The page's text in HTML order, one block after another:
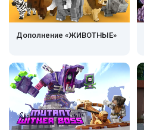
Дополнение «ЖИВОТНЫЕ»